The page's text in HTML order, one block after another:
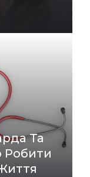
Та
Робити